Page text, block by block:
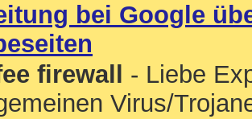
bei Google
firewall
- Liebe
Virus/